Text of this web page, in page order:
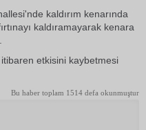
kaldırım kenarında
kaldıramayarak kenara
itibaren etkisini kaybetmesi
Bu haber toplam 1514 defa okunmuştur